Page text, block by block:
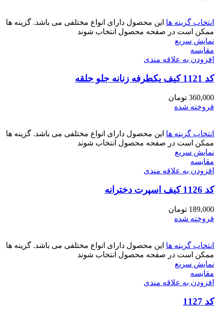
انتخاب گزینه ها این محصول دارای انواع مختلفی می باشد. گزینه ها
ممکن است در صفحه محصول انتخاب شوند
نمایش سریع
مقايسه
افزودن به علاقه مندی
کد 1121 کیف یکطرفه زنانه جلو حلقه
360,000 تومان
فروخته شده
انتخاب گزینه ها این محصول دارای انواع مختلفی می باشد. گزینه ها
ممکن است در صفحه محصول انتخاب شوند
نمایش سریع
مقايسه
افزودن به علاقه مندی
کد 1126 کیف اسپرت دخترانه
189,000 تومان
فروخته شده
انتخاب گزینه ها این محصول دارای انواع مختلفی می باشد. گزینه ها
ممکن است در صفحه محصول انتخاب شوند
نمایش سریع
مقايسه
افزودن به علاقه مندی
کد 1127